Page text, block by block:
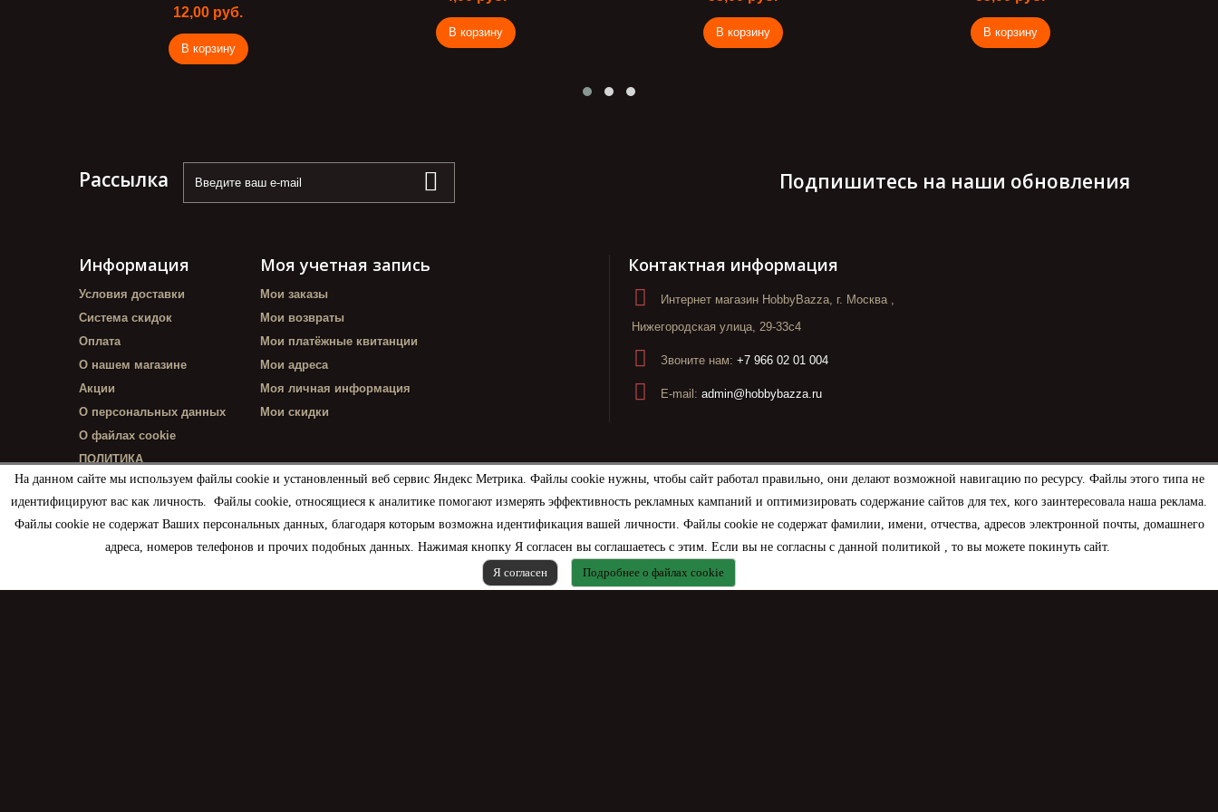
На данном сайте мы используем файлы cookie и установленный веб сервис Яндекс Метрика. Файлы cookie нужны, чтобы сайт работал правильно, они делают возможной навигацию по ресурсу. Файлы этого типа не
идентифицируют вас как личность. Файлы cookie, относящиеся к аналитике помогают измерять эффективность рекламных кампаний и оптимизировать содержание сайтов для тех, кого заинтересовала наша реклама.
Файлы cookie не содержат Ваших персональных данных, благодаря которым возможна идентификация вашей личности. Файлы cookie не содержат фамилии, имени, отчества, адресов электронной почты, домашнего
адреса, номеров телефонов и прочих подобных данных. Нажимая кнопку Я согласен вы соглашаетесь с этим. Если вы не согласны с данной политикой , то вы можете покинуть сайт.
Я согласен
Подробнее о файлах cookie
12,00 руб.
В корзину
В корзину В корзину В корзину
Рассылка Подпишитесь на наши обновления
Информация
Условия доставки
Система скидок
Оплата
О нашем магазине
Акции
О персональных данных
О файлах cookie
ПОЛИТИКА
КОНФИДЕНЦИАЛЬНОСТИ
Моя учетная запись
Мои заказы
Мои возвраты
Мои платёжные квитанции
Мои адреса
Моя личная информация
Мои скидки
Контактная информация
Интернет магазин HobbyBazza, г. Москва ,
Нижегородская улица, 29-33с4
Звоните нам: +7 966 02 01 004
E-mail: admin@hobbybazza.ru